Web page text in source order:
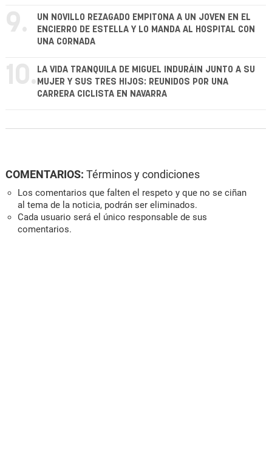
9.
UN NOVILLO REZAGADO EMPITONA A UN JOVEN EN EL
ENCIERRO DE ESTELLA Y LO MANDA AL HOSPITAL CON
UNA CORNADA
10. LA VIDA TRANQUILA DE MIGUEL INDURÁIN JUNTO A SU
MUJER Y SUS TRES HIJOS: REUNIDOS POR UNA
CARRERA CICLISTA EN NAVARRA
COMENTARIOS: Términos y condiciones
Los comentarios que falten el respeto y que no se ciñan
al tema de la noticia, podrán ser eliminados.
Cada usuario será el único responsable de sus
comentarios.